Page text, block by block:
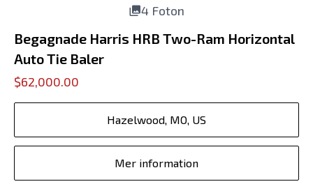
4 Foton
Begagnade Harris HRB Two-Ram Horizontal
Auto Tie Baler
$62,000.00
Hazelwood, MO, US
Mer information